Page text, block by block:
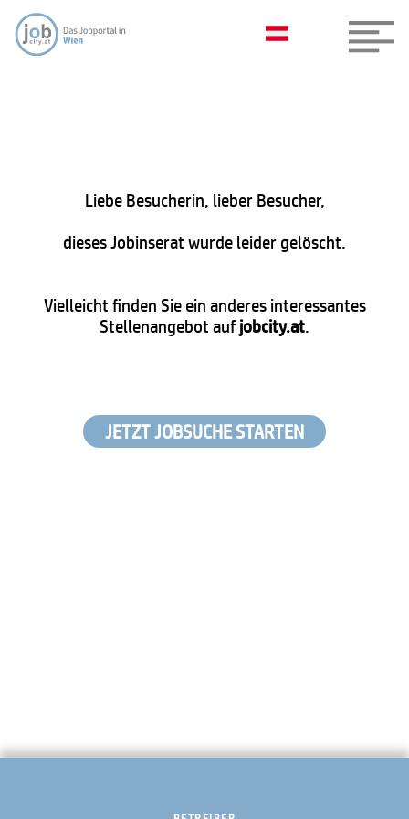
Liebe Besucherin, lieber Besucher,
dieses Jobinserat wurde leider gelöscht.
Vielleicht finden Sie ein anderes interessantes
Stellenangebot aufjobcity.at.
JETZT JOBSUCHE STARTEN